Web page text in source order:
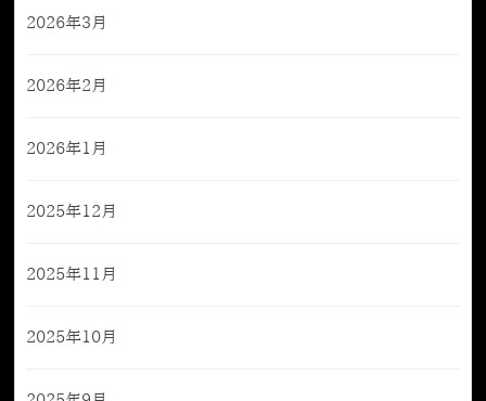
2026年3月
2026年2月
2026年1月
2025年12月
2025年11月
2025年10月